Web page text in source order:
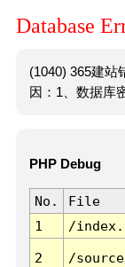
Database
(1040) 365建站
因：1、数据库
PHP Debug
No. File
1
/
2 /